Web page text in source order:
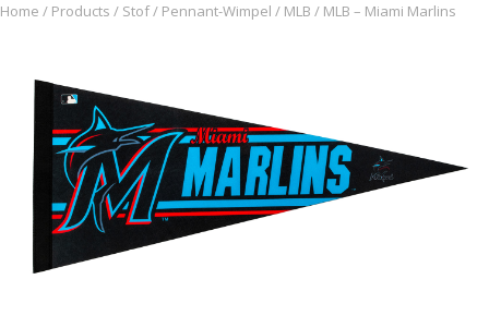
Home / Products / Stof/ Pennant-Wimpel / MLB / MLB – Miami Marlins